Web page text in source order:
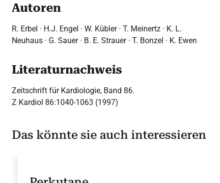
Autoren
R. Erbel · H.J. Engel · W. Kübler · T. Meinertz · K. L.
Neuhaus · G. Sauer · B. E. Strauer · T. Bonzel · K. Ewen
Literaturnachweis
Zeitschrift für Kardiologie, Band 86.
Z Kardiol 86:1040-1063 (1997)
Das könnte sie auch interessieren